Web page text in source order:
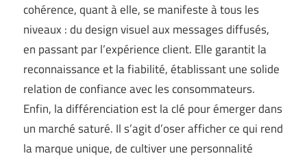
cohérence, quant à elle, se manifeste à tous les
niveaux : du design visuel aux messages diffusés,
en passant par l’expérience client. Elle garantit la
reconnaissance et la fiabilité, établissant une solide
relation de confiance avec les consommateurs.
Enfin, la différenciation est la clé pour émerger dans
un marché saturé. Il s’agit d’oser afficher ce qui rend
la marque unique, de cultiver une personnalité